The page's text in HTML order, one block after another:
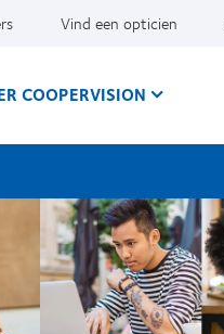
Vind een opticien
COOPERVISION